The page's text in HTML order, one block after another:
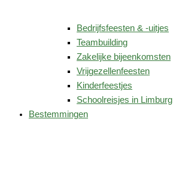
Bedrijfsfeesten & -uitjes
Teambuilding
Zakelijke bijeenkomsten
Vrijgezellenfeesten
Kinderfeestjes
Schoolreisjes in Limburg
Bestemmingen